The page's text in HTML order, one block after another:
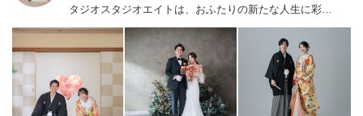
タジオ スタジオエイトは、おふたりの新たな人生に彩り
を添える“最高のウェディングフォト”のお手伝いをさせ
ていただきます。
1枚の写真のチカラを信じて